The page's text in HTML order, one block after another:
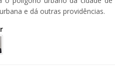
e dá outras providências.